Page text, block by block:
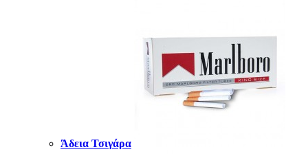
Άδεια Τσιγάρα